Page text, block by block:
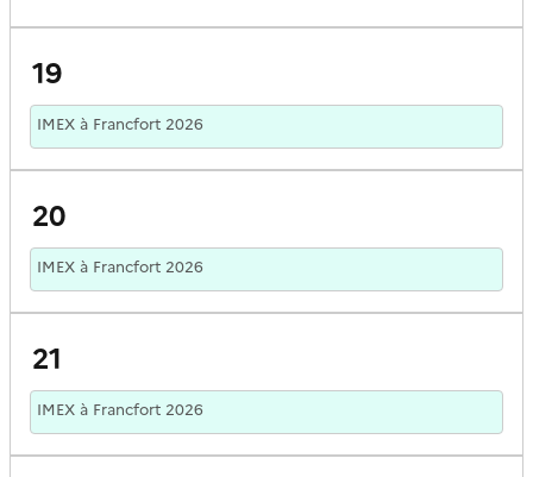
19
IMEX à Francfort 2026
20
IMEX à Francfort 2026
21
IMEX à Francfort 2026